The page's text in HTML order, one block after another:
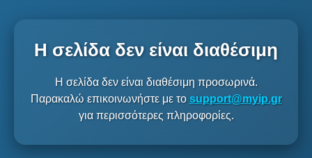
Η σελίδα δεν είναι διαθέσιμη
Η σελίδα δεν είναι διαθέσιμη προσωρινά.
Παρακαλώ επικοινωνήστε με το support@myip.gr
για περισσότερες πληροφορίες.